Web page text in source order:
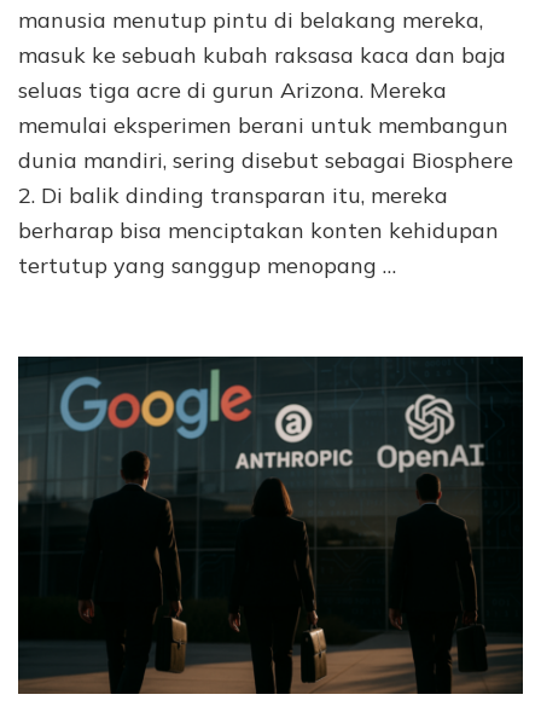
manusia menutup pintu di belakang mereka,
masuk ke sebuah kubah raksasa kaca dan baja
seluas tiga acre di gurun Arizona. Mereka
memulai eksperimen berani untuk membangun
dunia mandiri, sering disebut sebagai Biosphere
2. Di balik dinding transparan itu, mereka
berharap bisa menciptakan konten kehidupan
tertutup yang sanggup menopang …